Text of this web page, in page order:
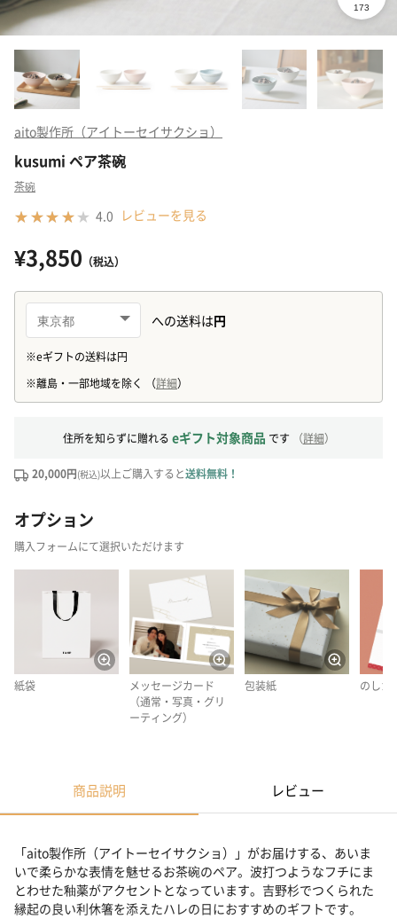
aito製作所（アイトーセイサクショ）
kusumi ペア茶碗
茶碗
4.0 レビューを見る
¥3,850 （税込）
住所を知らずに贈れる eギフト対象商品 です （詳細）
20,000円(税込)以上ご購入すると送料無料！
オプション
購入フォームにて選択いただけます
紙袋
メッセージカード
（通常・写真・グリ
ーティング）
包装紙 のしカ
商品説明 レビュー
「aito製作所（アイトーセイサクショ）」がお届けする、あいま
いで柔らかな表情を魅せるお茶碗のペア。波打つようなフチにま
とわせた釉薬がアクセントとなっています。吉野杉でつくられた
縁起の良い利休箸を添えたハレの日におすすめのギフトです。